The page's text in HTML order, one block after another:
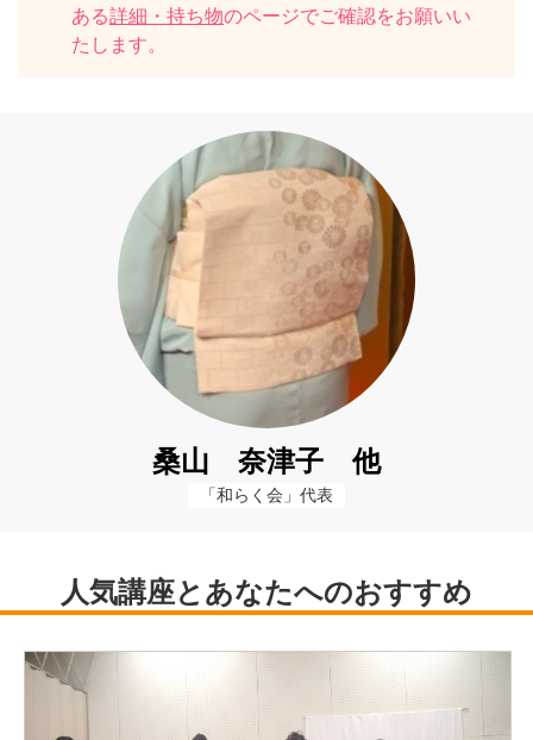
ある詳細・持ち物のページでご確認をお願いい
たします。
桑山 奈津子 他
「和らく会」代表